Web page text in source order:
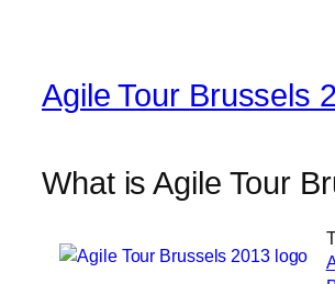
Agile Tour Brussels
What is Agile Tour